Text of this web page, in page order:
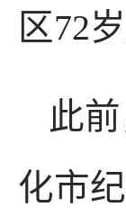
区72
此
化市